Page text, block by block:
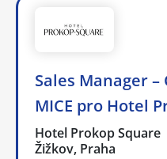
Sales Manager
MICE pro Hotel
Hotel Prokop Square
Žižkov, Praha